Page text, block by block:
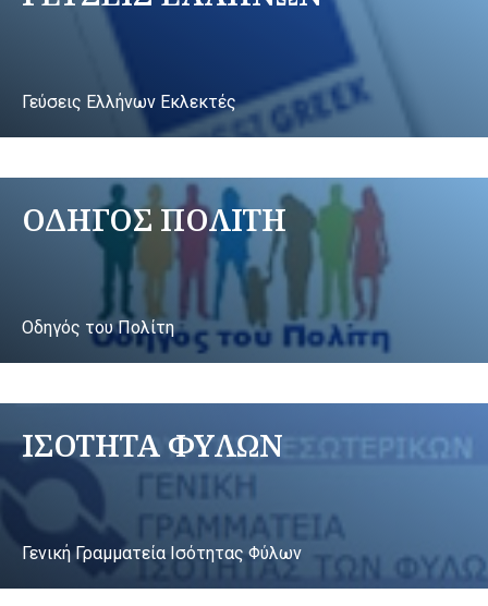
Γεύσεις Ελλήνων Εκλεκτές
ΟΔΗΓΟΣ ΠΟΛΙΤΗ
Οδηγός του Πολίτη
ΙΣΟΤΗΤΑ ΦΥΛΩΝ
Γενική Γραμματεία Ισότητας Φύλων